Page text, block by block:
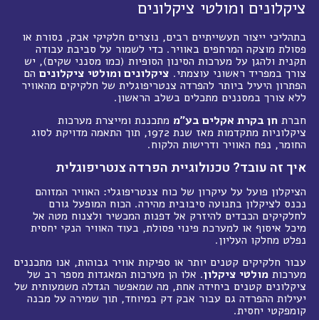
ציקלונים ומולטי ציקלונים
בתהליכי ייצור תעשייתיים רבים, נוצרים חלקיקי אבק, נסורת או
פסולת מוצקה המרחפים באוויר. כדי לשמור על סביבת עבודה
תקנית ולהגן על מערכות הסינון הסופיות (כמו מסנני שקים), יש
צורך במפריד ראשוני עוצמתי. ציקלונים ומולטי ציקלוניםהם
הפתרון היעיל ביותר להפרדה צנטריפוגלית של חלקיקים מהאוויר
ללא צורך במסננים מתכלים בשלב הראשון.
חברת חן בקרת אקלים בע"מ מתכננת ומייצרת מערכות
ציקלוניות מתקדמות מאז שנת 1972, תוך התאמה מדויקת לסוג
החומר, נפח האוויר ודרישות הלקוח.
איך זה עובד? טכנולוגיית הפרדה צנטריפוגלית
הציקלון פועל על עיקרון של כוח צנטריפוגלי: האוויר המזוהם
נכנס לציקלון בתנועה סיבובית מהירה. הכוח המופעל גורם
לחלקיקים הכבדים להיזרק אל דפנות המכשיר ולצנוח מטה אל
מיכל איסוף או למערכת פינוי פסולת, בעוד האוויר הנקי יחסית
נפלט מחלקו העליון.
עבור חלקיקים קטנים יותר או ספיקות אוויר גבוהות, אנו מתכננים
מערכות מולטי ציקלון. אלו הן מערכות המאגדות מספר רב של
ציקלונים קטנים ביחידה אחת, מה שמאפשר הגדלה משמעותית של
יעילות ההפרדה גם עבור אבק דק במיוחד, תוך שמירה על מבנה
קומפקטי יחסית.